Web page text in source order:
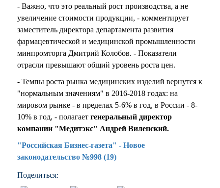
- Важно, что это реальный рост производства, а не
увеличение стоимости продукции, - комментирует
заместитель директора департамента развития
фармацевтической и медицинской промышленности
минпромторга Дмитрий Колобов. - Показатели
отрасли превышают общий уровень роста цен.
- Темпы роста рынка медицинских изделий вернутся к
"нормальным значениям" в 2016-2018 годах: на
мировом рынке - в пределах 5-6% в год, в России - 8-
10% в год, - полагает генеральный директор
компании "Медитэкс" Андрей Виленский.
"Российская Бизнес-газета" - Новое
законодательство №998 (19)
Поделиться: